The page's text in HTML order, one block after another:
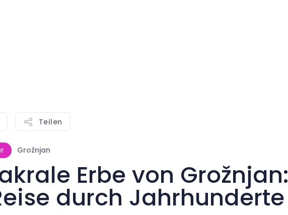
Teilen
Grožnjan
Erbe von Grožnjan:
durch Jahrhunderte